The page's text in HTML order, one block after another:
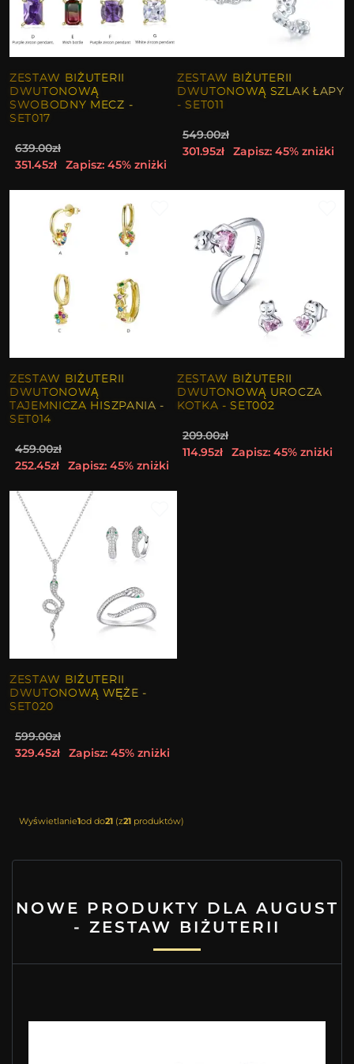
ZESTAW BIŻUTERII
DWUTONOWĄ
SWOBODNY MECZ -
SET017
639.00zł
351.45zł
Zapisz: 45% zniżki
ZESTAW BIŻUTERII
DWUTONOWĄ SZLAK ŁAPY
- SET011
549.00zł
301.95zł
Zapisz: 45% zniżki
ZESTAW BIŻUTERII
DWUTONOWĄ
TAJEMNICZA HISZPANIA -
SET014
459.00zł
252.45zł
Zapisz: 45% zniżki
ZESTAW BIŻUTERII
DWUTONOWĄ UROCZA
KOTKA - SET002
209.00zł
114.95zł
Zapisz: 45% zniżki
ZESTAW BIŻUTERII
DWUTONOWĄ WĘŻE -
SET020
599.00zł
329.45zł
Zapisz: 45% zniżki
Wyświetlanie1od do21(z21produktów)
NOWE PRODUKTY DLA AUGUST
- ZESTAW BIŻUTERII